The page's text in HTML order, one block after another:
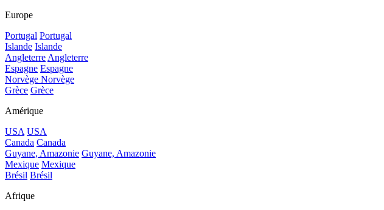
Europe
Portugal Portugal
Islande Islande
Angleterre Angleterre
Espagne Espagne
Norvège Norvège
Grèce Grèce
Amérique
USA USA
Canada Canada
Guyane, Amazonie Guyane, Amazonie
Mexique Mexique
Brésil Brésil
Afrique